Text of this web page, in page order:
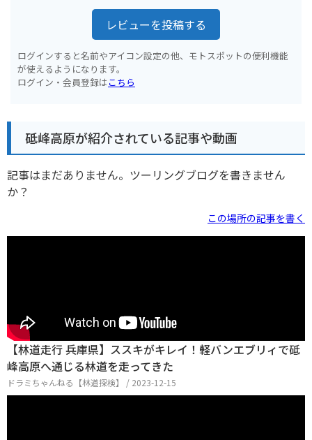
レビューを投稿する
ログインすると名前やアイコン設定の他、モトスポットの便利機能
が使えるようになります。
ログイン・会員登録はこちら
砥峰高原が紹介されている記事や動画
記事はまだありません。ツーリングブログを書きません
か？
この場所の記事を書く
【林道走行 兵庫県】ススキがキレイ！軽バンエブリィで砥
峰高原へ通じる林道を走ってきた
ドラミちゃんねる【林道探検】 / 2023-12-15